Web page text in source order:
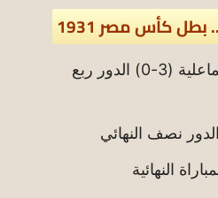
كأس مصر 1931
الأهلي سكك x حديد الإسماعلية (3-0) الدور ربع